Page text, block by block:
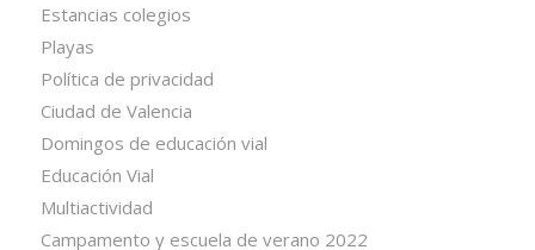
Estancias colegios
Playas
Política de privacidad
Ciudad de Valencia
Domingos de educación vial
Educación Vial
Multiactividad
Campamento y escuela de verano 2022